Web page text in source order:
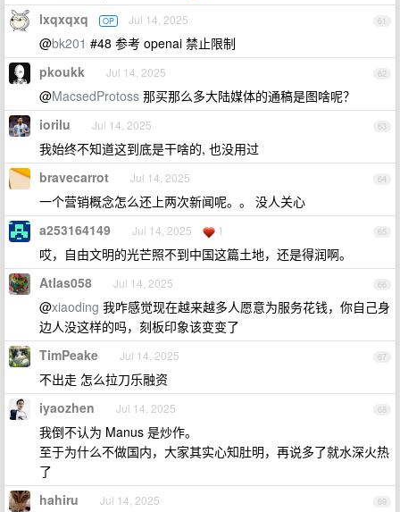
61
lxqxqxq OP Jul 14, 2025
@bk201 #48 参考 openai 禁止限制
62
pkoukk Jul 14, 2025
@MacsedProtoss 那买那么多大陆媒体的通稿是图啥呢？
63
iorilu Jul 14, 2025
我始终不知道这到底是干啥的, 也没用过
64
bravecarrot Jul 14, 2025
一个营销概念怎么还上两次新闻呢。。 没人关心
65
a253164149 Jul 14, 2025 1
哎，自由文明的光芒照不到中国这篇土地，还是得润啊。
66
Atlas058 Jul 14, 2025
@xiaoding 我咋感觉现在越来越多人愿意为服务花钱，你自己身
边人没这样的吗，刻板印象该变变了
67
TimPeake Jul 14, 2025
不出走 怎么拉刀乐融资
68
iyaozhen Jul 14, 2025
我倒不认为 Manus 是炒作。
至于为什么不做国内，大家其实心知肚明，再说多了就水深火热
了
69
hahiru Jul 14, 2025